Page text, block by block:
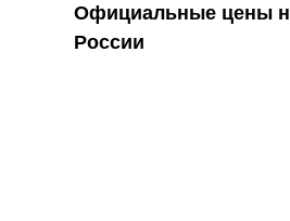
Официальные цены
России